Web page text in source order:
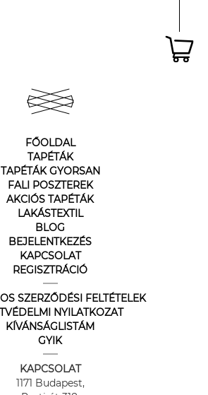
FŐOLDAL
TAPÉTÁK
TAPÉTÁK GYORSAN
FALI POSZTEREK
AKCIÓS TAPÉTÁK
LAKÁSTEXTIL
BLOG
BEJELENTKEZÉS
KAPCSOLAT
REGISZTRÁCIÓ
SZERZŐDÉSI FELTÉTELEK
NYILATKOZAT
KÍVÁNSÁGLISTÁM
GYIK
KAPCSOLAT
1171 Budapest,